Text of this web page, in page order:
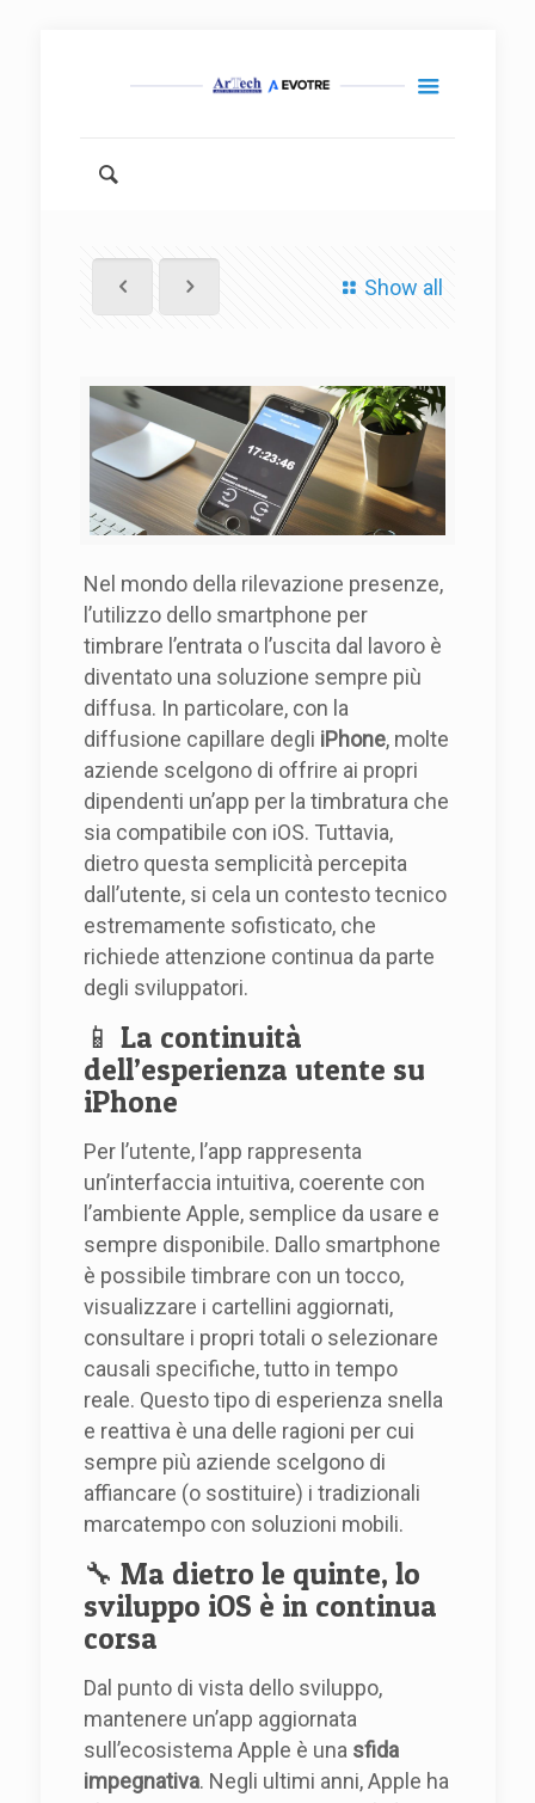
Show all
Nel mondo della rilevazione presenze,
l’utilizzo dello smartphone per
timbrare l’entrata o l’uscita dal lavoro è
diventato una soluzione sempre più
diffusa. In particolare, con la
diffusione capillare degli iPhone, molte
aziende scelgono di offrire ai propri
dipendenti un’app per la timbratura che
sia compatibile con iOS. Tuttavia,
dietro questa semplicità percepita
dall’utente, si cela un contesto tecnico
estremamente sofisticato, che
richiede attenzione continua da parte
degli sviluppatori.
📱 La continuità
dell’esperienza utente su
iPhone
Per l’utente, l’app rappresenta
un’interfaccia intuitiva, coerente con
l’ambiente Apple, semplice da usare e
sempre disponibile. Dallo smartphone
è possibile timbrare con un tocco,
visualizzare i cartellini aggiornati,
consultare i propri totali o selezionare
causali specifiche, tutto in tempo
reale. Questo tipo di esperienza snella
e reattiva è una delle ragioni per cui
sempre più aziende scelgono di
affiancare (o sostituire) i tradizionali
marcatempo con soluzioni mobili.
🔧 Ma dietro le quinte, lo
sviluppo iOS è in continua
corsa
Dal punto di vista dello sviluppo,
mantenere un’app aggiornata
sull’ecosistema Apple è una sfida
impegnativa. Negli ultimi anni, Apple ha